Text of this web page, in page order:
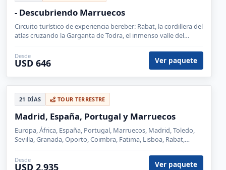
- Descubriendo Marruecos
Circuito turístico de experiencia bereber: Rabat, la cordillera del
atlas cruzando la Garganta de Todra, el inmenso valle del
Desde
USD 646 Ver paquete
21 DÍAS TOUR TERRESTRE
Madrid, España, Portugal y Marruecos
Europa, África, España, Portugal, Marruecos, Madrid, Toledo,
Sevilla, Granada, Oporto, Coimbra, Fatima, Lisboa, Rabat,
Desde
USD 2,935 Ver paquete